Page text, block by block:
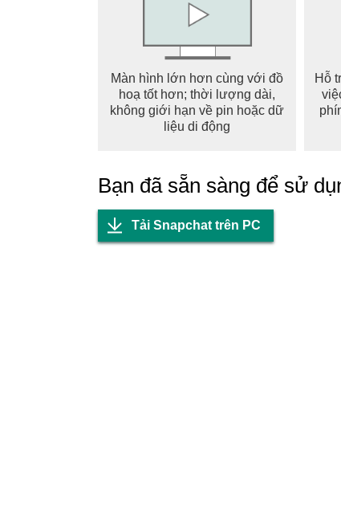
• Chia sẻ vị trí của bạn với các cạ cứng
• Biết được bạn bè đang làm gì trên bản
• Khám phá các Story trực tiếp từ cộng
KỈ NIỆM
• Lưu ảnh và video không giới hạn về
• Mỗi tình bạn đều có hồ sơ đặc biệt
• Khám phá những điểm chung mới của
Màn hình lớn hơn cùng với đồ
hoạ tốt hơn; thời lượng dài,
không giới hạn về pin hoặc dữ
liệu di động
Hỗ
Bạn đã sẵn sàng để sử
Tải Snapchat trên PC